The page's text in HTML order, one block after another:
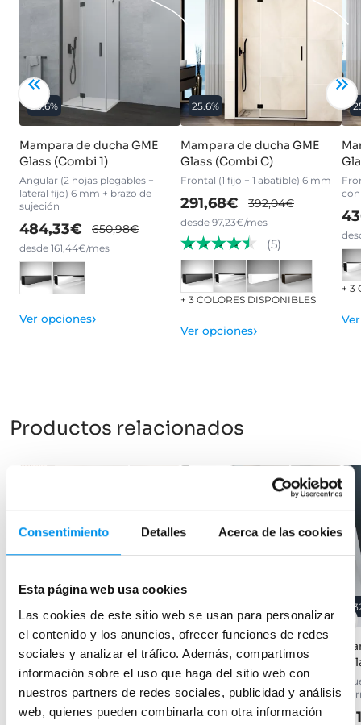
Consentimiento Detalles Acerca de las cookies
Esta página web usa cookies
Las cookies de este sitio web se usan para personalizar
el contenido y los anuncios, ofrecer funciones de redes
sociales y analizar el tráfico. Además, compartimos
información sobre el uso que haga del sitio web con
nuestros partners de redes sociales, publicidad y análisis
web, quienes pueden combinarla con otra información
25.6%
Mampara de ducha GME
Glass (Combi 1)
Angular (2 hojas plegables +
lateral fijo) 6 mm + brazo de
sujeción
484,33€ 650,98€
desde 161,44€/mes
Ver opciones›
25.6%
Mampara de ducha GME
Glass (Combi C)
Frontal (1 fijo + 1 abatible) 6 mm
291,68€ 392,04€
desde 97,23€/mes
(5)
+ 3 COLORES DISPONIBLES
Ver opciones›
+ 3
Productos relacionados
Mampara de ducha Vega
(P00)
frontal (1 hoja abatible), 6 mm
217,91€
Mampara de ducha a
medida Roma
Frontal (1 hoja abatible) 6 mm
252,65€ 350,90€